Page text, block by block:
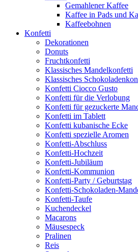
Gemahlener Kaffee
Kaffee in Pads und
Kaffeebohnen
Konfetti
Dekorationen
Donuts
Fruchtkonfetti
Klassisches Mandelkonfetti
Klassisches
Konfetti Ciocco Gusto
Konfetti für die Verlobung
Konfetti für gezuckerte
Konfetti im Tablett
Konfetti kubanische Ecke
Konfetti spezielle Aromen
Konfetti-Abschluss
Konfetti-Hochzeit
Konfetti-Jubiläum
Konfetti-Kommunion
Konfetti-Party / Geburtstag
Konfetti-Schokoladen-
Konfetti-Taufe
Kuchendeckel
Macarons
Mäusespeck
Pralinen
Reis